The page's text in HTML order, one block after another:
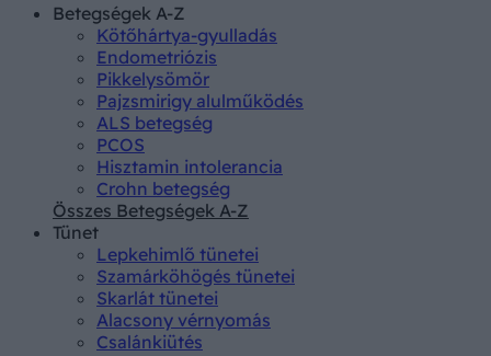
Betegségek A-Z
Kötőhártya-gyulladás
Endometriózis
Pikkelysömör
Pajzsmirigy alulműködés
ALS betegség
PCOS
Hisztamin intolerancia
Crohn betegség
Összes Betegségek A-Z
Tünet
Lepkehimlő tünetei
Szamárköhögés tünetei
Skarlát tünetei
Alacsony vérnyomás
Csalánkiütés